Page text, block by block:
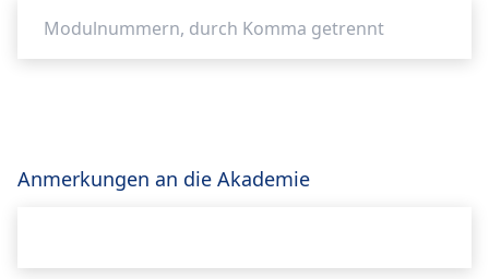
Anmerkungen an die Akademie